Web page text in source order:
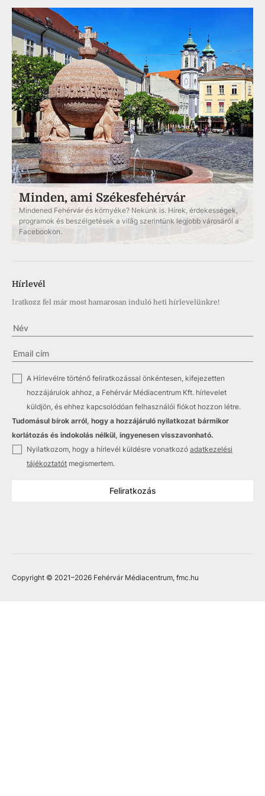
Minden, ami Székesfehérvár
Mindened Fehérvár és környéke? Nekünk is. Hírek, érdekességek,
programok és beszélgetések a világ szerintünk legjobb városáról a
Facebookon.
Hírlevél
Iratkozz fel már most hamarosan induló heti hírlevelünkre!
A Hírlevélre történő feliratkozással önkéntesen, kifejezetten
hozzájárulok ahhoz, a Fehérvár Médiacentrum Kft. hírlevelet
küldjön, és ehhez kapcsolódóan felhasználói fiókot hozzon létre.
Tudomásul bírok arról, hogy a hozzájáruló nyilatkozat bármikor
korlátozás és indokolás nélkül, ingyenesen visszavonható.
Nyilatkozom, hogy a hírlevél küldésre vonatkozó adatkezelési
tájékoztatót megismertem.
Feliratkozás
Copyright © 2021–2026 Fehérvár Médiacentrum, fmc.hu